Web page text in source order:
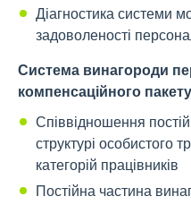
Діагностика системи
задоволеності
Система винагороди
компенсаційного
Співвідношення
структурі особистого
категорій працівників
Постійна частина